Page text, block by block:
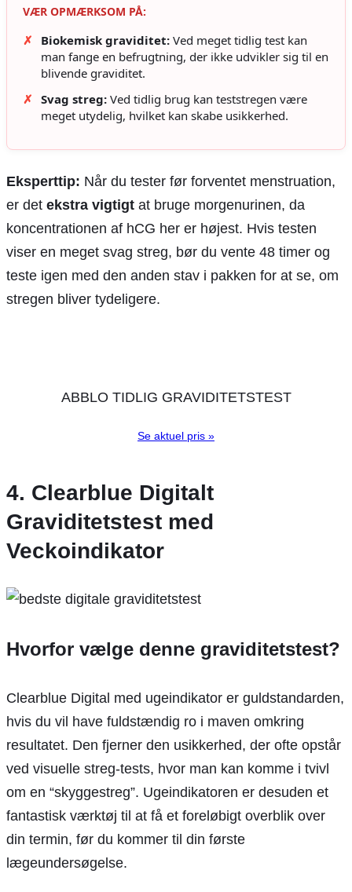
VÆR OPMÆRKSOM PÅ:
✗ Biokemisk graviditet: Ved meget tidlig test kan
man fange en befrugtning, der ikke udvikler sig til en
blivende graviditet.
✗ Svag streg: Ved tidlig brug kan teststregen være
meget utydelig, hvilket kan skabe usikkerhed.
Eksperttip: Når du tester før forventet menstruation,
er det ekstra vigtigt at bruge morgenurinen, da
koncentrationen af hCG her er højest. Hvis testen
viser en meget svag streg, bør du vente 48 timer og
teste igen med den anden stav i pakken for at se, om
stregen bliver tydeligere.
ABBLO TIDLIG GRAVIDITETSTEST
Se aktuel pris »
4. Clearblue Digitalt
Graviditetstest med
Veckoindikator
Hvorfor vælge denne graviditetstest?
Clearblue Digital med ugeindikator er guldstandarden,
hvis du vil have fuldstændig ro i maven omkring
resultatet. Den fjerner den usikkerhed, der ofte opstår
ved visuelle streg-tests, hvor man kan komme i tvivl
om en “skyggestreg”. Ugeindikatoren er desuden et
fantastisk værktøj til at få et foreløbigt overblik over
din termin, før du kommer til din første
lægeundersøgelse.